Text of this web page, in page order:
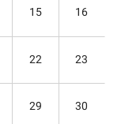
15 16
22 23
29 30